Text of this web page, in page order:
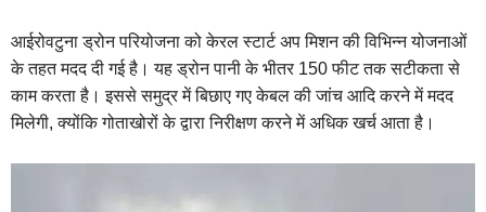
आईरोवटुना ड्रोन परियोजना को केरल स्टार्ट अप मिशन की विभिन्न योजनाओं
के तहत मदद दी गई है।यह ड्रोन पानी के भीतर 150 फीट तक सटीकता से
काम करता है। इससे समुद्र में बिछाए गए केबल की जांच आदि करने में मदद
मिलेगी, क्योंकि गोताखोरों के द्वारा निरीक्षण करने में अधिक खर्च आता है।